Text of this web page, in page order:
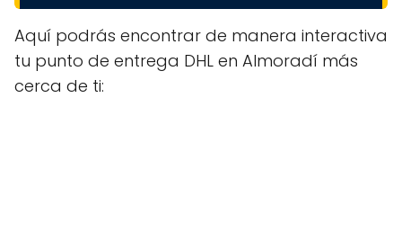
Aquí podrás encontrar de manera interactiva
tu punto de entrega DHL en Almoradí más
cerca de ti: